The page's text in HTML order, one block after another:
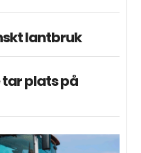
lantbruk
plats på